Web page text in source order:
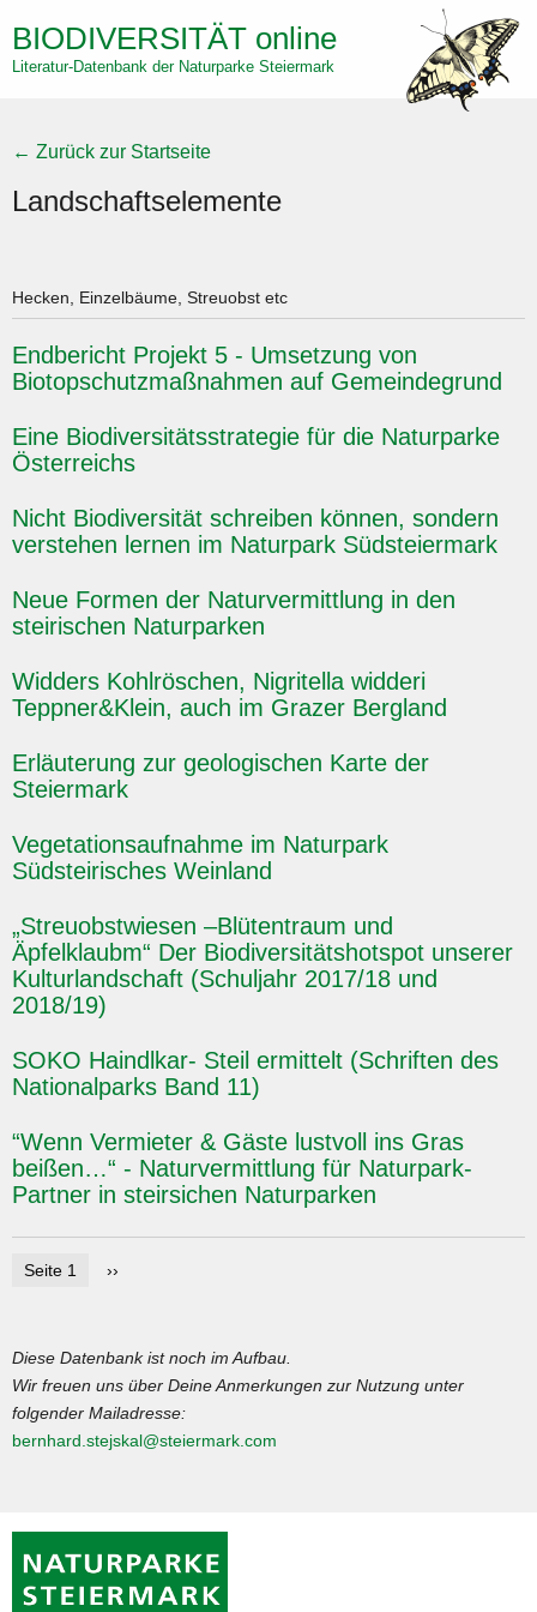
zum
Inhalt
BIODIVERSITÄT online
Literatur-Datenbank der Naturparke Steiermark
← Zurück zur Startseite
Landschaftselemente
Hecken, Einzelbäume, Streuobst etc
Endbericht Projekt 5 - Umsetzung von
Biotopschutzmaßnahmen auf Gemeindegrund
Eine Biodiversitätsstrategie für die Naturparke
Österreichs
Nicht Biodiversität schreiben können, sondern
verstehen lernen im Naturpark Südsteiermark
Neue Formen der Naturvermittlung in den
steirischen Naturparken
Widders Kohlröschen, Nigritella widderi
Teppner&Klein, auch im Grazer Bergland
Erläuterung zur geologischen Karte der
Steiermark
Vegetationsaufnahme im Naturpark
Südsteirisches Weinland
„Streuobstwiesen –Blütentraum und
Äpfelklaubm“ Der Biodiversitätshotspot unserer
Kulturlandschaft (Schuljahr 2017/18 und
2018/19)
SOKO Haindlkar- Steil ermittelt (Schriften des
Nationalparks Band 11)
“Wenn Vermieter & Gäste lustvoll ins Gras
beißen…“ - Naturvermittlung für Naturpark-
Partner in steirsichen Naturparken
Seite 1
Nächste
››
Diese Datenbank ist noch im Aufbau.
Wir freuen uns über Deine Anmerkungen zur Nutzung unter
folgender Mailadresse:
bernhard.stejskal@steiermark.com